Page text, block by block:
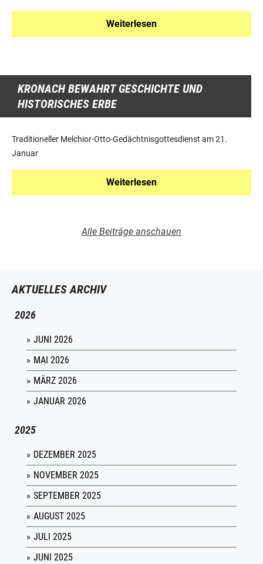
Weiterlesen
KRONACH BEWAHRT GESCHICHTE UND
HISTORISCHES ERBE
Traditioneller Melchior-Otto-Gedächtnisgottesdienst am 21.
Januar
Weiterlesen
Alle Beiträge anschauen
AKTUELLES ARCHIV
2026
JUNI 2026
MAI 2026
MÄRZ 2026
JANUAR 2026
2025
DEZEMBER 2025
NOVEMBER 2025
SEPTEMBER 2025
AUGUST 2025
JULI 2025
JUNI 2025